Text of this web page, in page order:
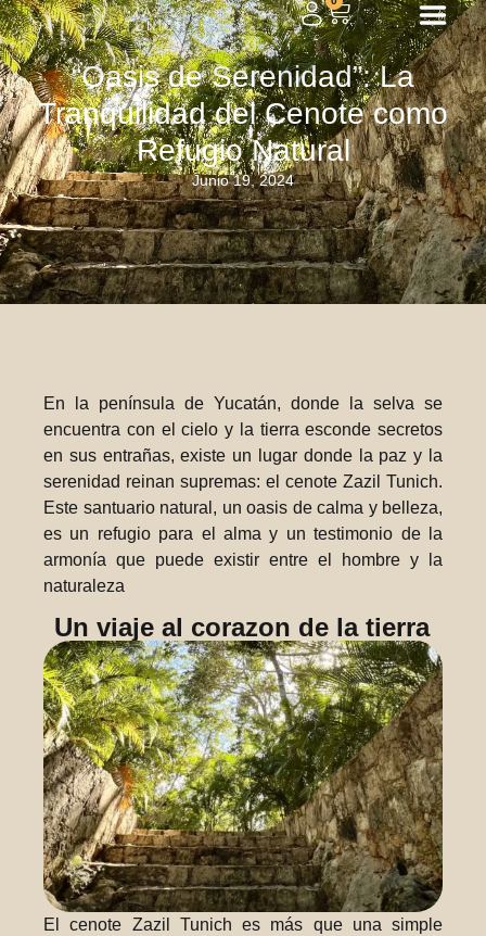
“Oasis de Serenidad”: La
Tranquilidad del Cenote como
Refugio Natural
Junio 19, 2024
En la península de Yucatán, donde la selva se
encuentra con el cielo y la tierra esconde secretos
en sus entrañas, existe un lugar donde la paz y la
serenidad reinan supremas: el cenote Zazil Tunich.
Este santuario natural, un oasis de calma y belleza,
es un refugio para el alma y un testimonio de la
armonía que puede existir entre el hombre y la
naturaleza
Un viaje al corazon de la tierra
El cenote Zazil Tunich es más que una simple